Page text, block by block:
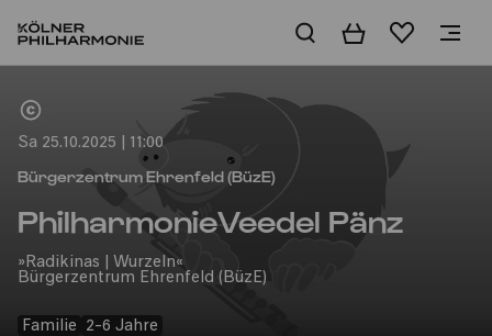
WarenkorbMerkliste
Sa 25.10.2025 | 11:00
Bürgerzentrum Ehrenfeld (BüzE)
PhilharmonieVeedel Pänz
»Radikinas | Wurzeln«
Bürgerzentrum Ehrenfeld (BüzE)
Familie 2-6 Jahre